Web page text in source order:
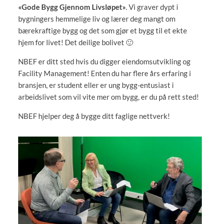
«Gode Bygg Gjennom Livsløpet». Vi graver dypt i
bygningers hemmelige liv og lærer deg mangt om
bærekraftige bygg og det som gjør et bygg til et ekte
hjem for livet! Det deilige bolivet 🙂
NBEF er ditt sted hvis du digger eiendomsutvikling og
Facility Management! Enten du har flere års erfaring i
bransjen, er student eller er ung bygg-entusiast i
arbeidslivet som vil vite mer om bygg, er du på rett sted!
NBEF hjelper deg å bygge ditt faglige nettverk!